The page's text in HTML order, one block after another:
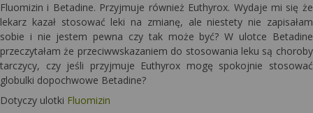
Fluomizin i Betadine. Przyjmuje również Euthyrox. Wydaje mi się że
lekarz kazał stosować leki na zmianę, ale niestety nie zapisałam
sobie i nie jestem pewna czy tak może być? W ulotce Betadine
przeczytałam że przeciwwskazaniem do stosowania leku są choroby
tarczycy, czy jeśli przyjmuje Euthyrox mogę spokojnie stosować
globulki dopochwowe Betadine?
Dotyczy ulotki Fluomizin